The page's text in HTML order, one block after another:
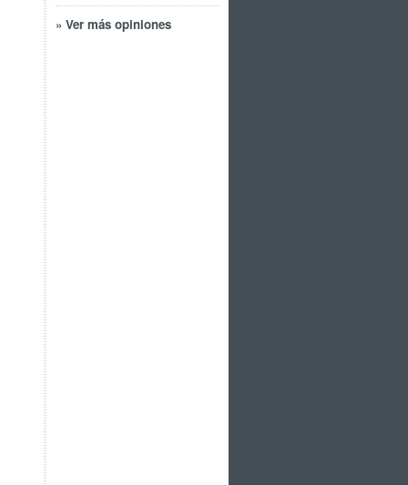
» Ver más opiniones